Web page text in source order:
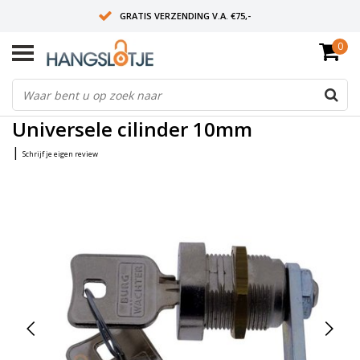
GRATIS VERZENDING V.A. €75,-
OP WERKDAGEN VOOR 15:00 BESTELD? VOLGENDE DAG OP SLOT!
ALLES UIT VOORRAAD
0
Home/ Universele cilinder 10mm
Universele cilinder 10mm
| Schrijf je eigen review